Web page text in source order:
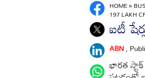
HOME»
197 LAKH
ఐటీ
ABN,
భారత